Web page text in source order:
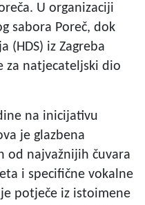
U organizaciji
sabora Poreč, dok
(HDS) iz Zagreba
za natjecateljski dio
na inicijativu
je glazbena
od najvažnijih čuvara
i specifične vokalne
potječe iz istoimene